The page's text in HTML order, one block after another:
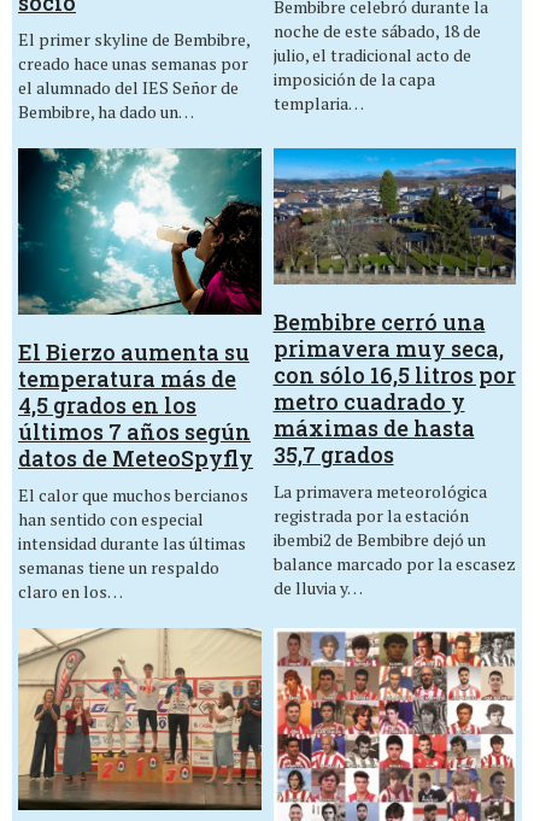
El primer skyline de Bembibre,
creado hace unas semanas por
el alumnado del IES Señor de
Bembibre, ha dado un…
Bembibre celebró durante la
noche de este sábado, 18 de
julio, el tradicional acto de
imposición de la capa
templaria…
El Bierzo aumenta su
temperatura más de
4,5 grados en los
últimos 7 años según
datos de MeteoSpyfly
El calor que muchos bercianos
han sentido con especial
intensidad durante las últimas
semanas tiene un respaldo
claro en los…
Bembibre cerró una
primavera muy seca,
con sólo 16,5 litros por
metro cuadrado y
máximas de hasta
35,7 grados
La primavera meteorológica
registrada por la estación
ibembi2 de Bembibre dejó un
balance marcado por la escasez
de lluvia y…